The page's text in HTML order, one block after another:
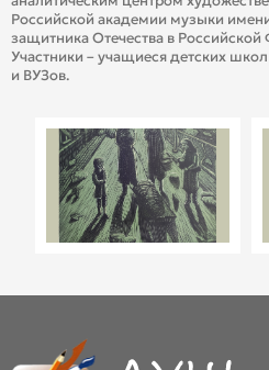
Российской академии музыки
защитника Отечества в
Участники – учащиеся детских
и ВУЗов.